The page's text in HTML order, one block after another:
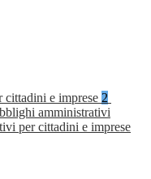
e imprese 2
amministrativi
per cittadini e imprese